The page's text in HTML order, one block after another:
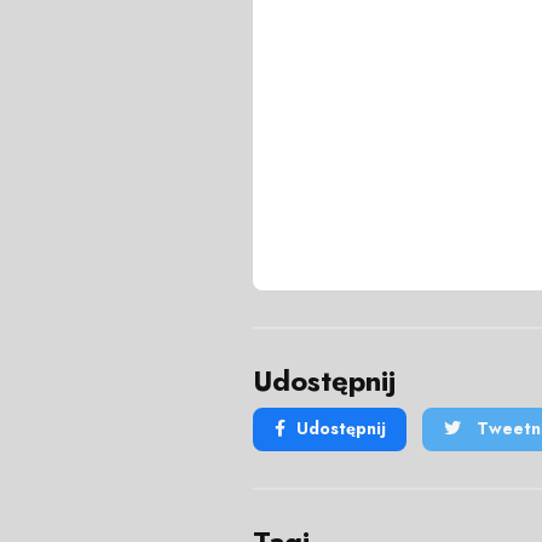
Udostępnij
Udostępnij